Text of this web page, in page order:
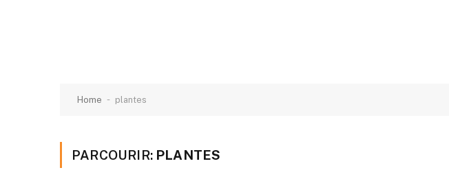
Home - plantes
PARCOURIR: PLANTES